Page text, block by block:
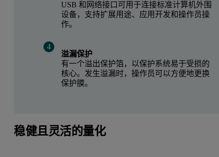
USB 和网络接口可用于连接标准计算机外围
设备，支持扩展用途、应用开发和操作员操
作。
溢漏保护
有一个溢出保护箔，以保护系统易于受损的
核心。发生溢漏时，操作员可以方便地更换
保护膜。
稳健且灵活的量化